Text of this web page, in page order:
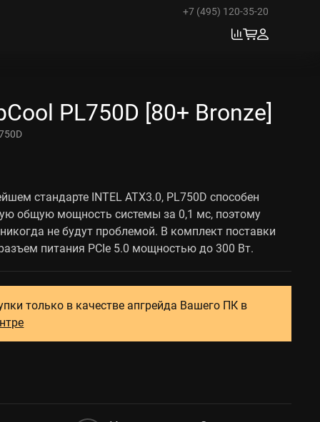
+7 (495) 120-35-20
PL750D [80+ Bronze]
стандарте INTEL ATX3.0, PL750D способен
общую мощность системы за 0,1 мс, поэтому
не будут проблемой. В комплект поставки
питания PCIe 5.0 мощностью до 300 Вт.
только в качестве апгрейда Вашего ПК в